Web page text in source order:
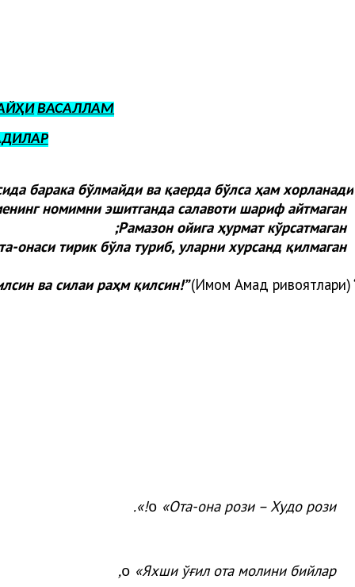
ВАСАЛЛАМ
барака бўлмайди ва қаерда бўлса ҳам хорланади:
номимни эшитганда салавоти шариф айтмаган;
Рамазон ойига ҳурмат кўрсатмаган;
онаси тирик бўла туриб, уларни хурсанд қилмаган
“
ва силаи раҳм қилсин!”(Имом Аҳмад ривоятлари).
o «Ота-она рози– Худо рози
!»
.
o «Яхши ўғил ота молини бийлар
,